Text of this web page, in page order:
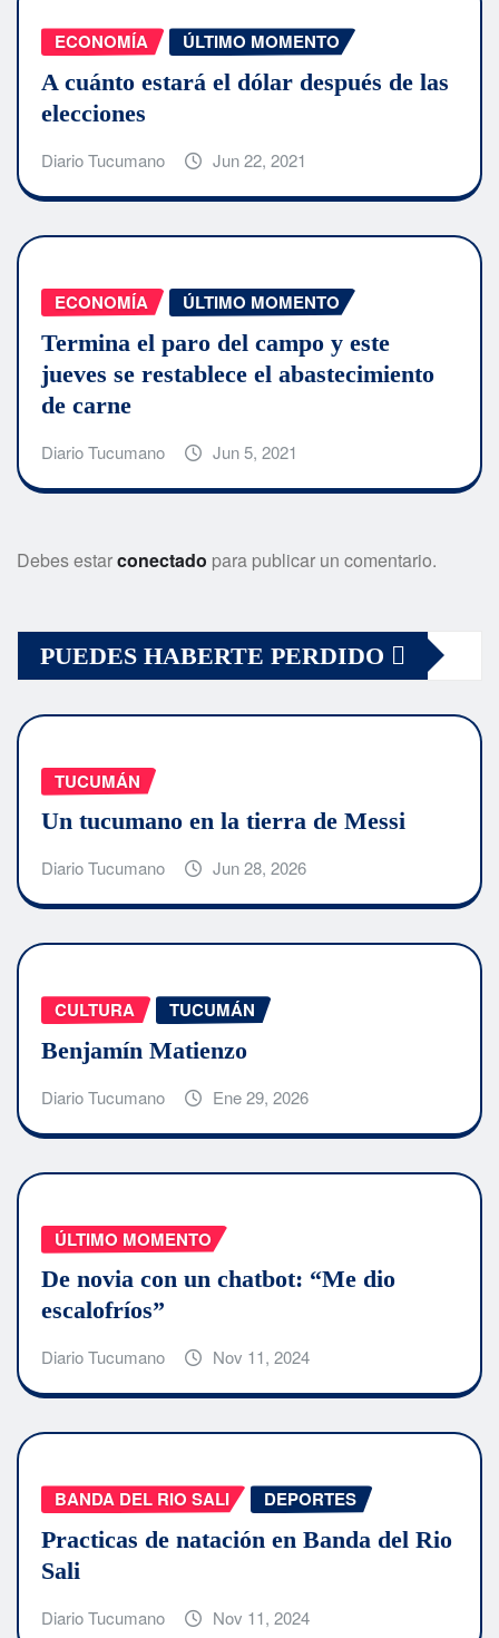
ECONOMÍA ÚLTIMO MOMENTO
A cuánto estará el dólar después de las
elecciones
Diario Tucumano Jun 22, 2021
ECONOMÍA ÚLTIMO MOMENTO
Termina el paro del campo y este
jueves se restablece el abastecimiento
de carne
Diario Tucumano Jun 5, 2021
Debes estarconectado para publicar un comentario.
PUEDES HABERTE PERDIDO
TUCUMÁN
Un tucumano en la tierra de Messi
Diario Tucumano Jun 28, 2026
CULTURA TUCUMÁN
Benjamín Matienzo
Diario Tucumano Ene 29, 2026
ÚLTIMO MOMENTO
De novia con un chatbot: “Me dio
escalofríos”
Diario Tucumano Nov 11, 2024
BANDA DEL RIO SALI DEPORTES
Practicas de natación en Banda del Rio
Sali
Diario Tucumano Nov 11, 2024